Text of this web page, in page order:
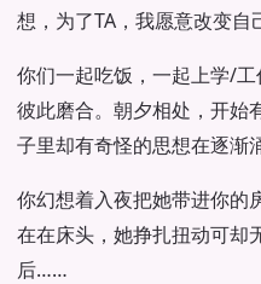
想，为了TA，我愿意改变自
你们一起吃饭，一起上学/
彼此磨合。朝夕相处，开始
子里却有奇怪的思想在逐渐
你幻想着入夜把她带进你的
在在床头，她挣扎扭动可却
后……